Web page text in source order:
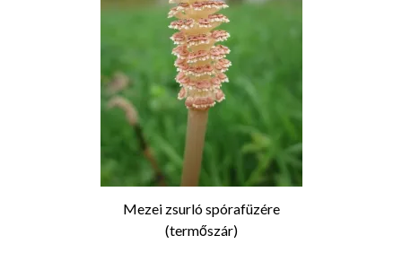
Mezei zsurló spórafüzére
(termőszár)